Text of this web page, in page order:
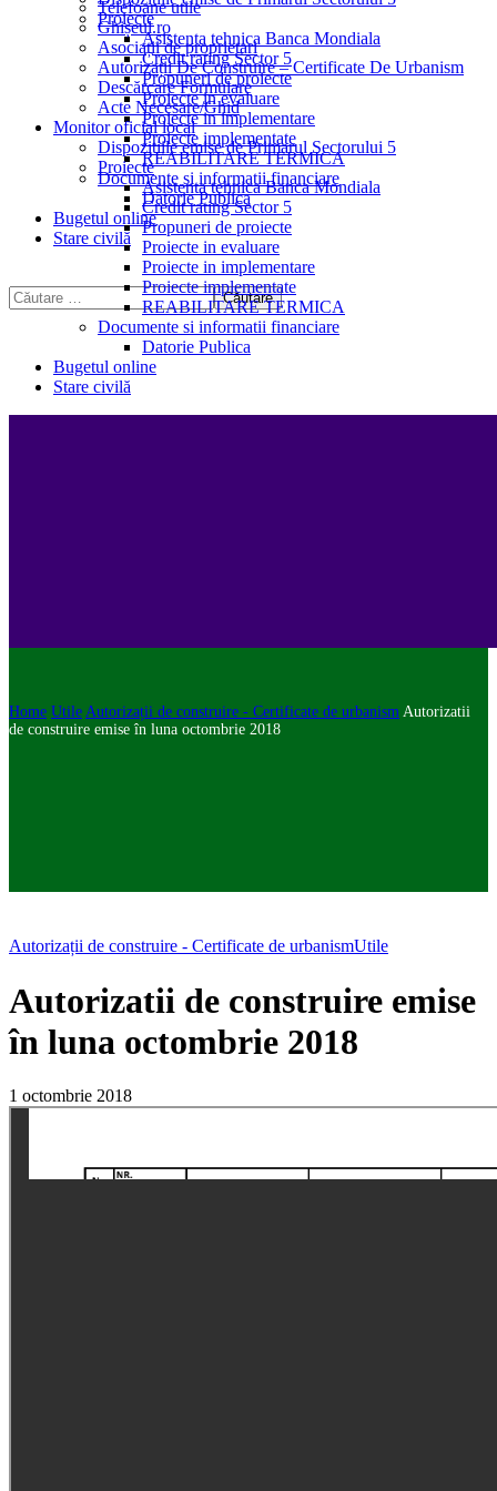
Proiecte
Asistenta tehnica Banca Mondiala
Credit rating Sector 5
Propuneri de proiecte
Proiecte in evaluare
Proiecte in implementare
Proiecte implementate
REABILITARE TERMICA
Documente si informatii financiare
Datorie Publica
Bugetul online
Stare civilă
Telefoane utile
Ghișeul.ro
Asociații de proprietari
Autorizații De Construire – Certificate De Urbanism
Descărcare Formulare
Acte Necesare/Ghid
Monitor oficial local
Dispozitiile emise de Primarul Sectorului 5
Proiecte
Asistenta tehnica Banca Mondiala
Credit rating Sector 5
Propuneri de proiecte
Proiecte in evaluare
Proiecte in implementare
Proiecte implementate
REABILITARE TERMICA
Documente si informatii financiare
Datorie Publica
Bugetul online
Stare civilă
Home Utile Autorizații de construire - Certificate de urbanism Autorizatii
de construire emise în luna octombrie 2018
Autorizații de construire - Certificate de urbanismUtile
Autorizatii de construire emise
în luna octombrie 2018
1 octombrie 2018